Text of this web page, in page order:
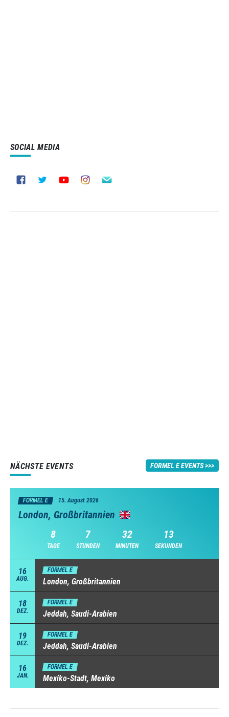
SOCIAL MEDIA
NÄCHSTE EVENTS FORMEL E EVENTS
FORMEL E 15. August 2026
London, Großbritannien
8
TAGE
7
STUNDEN
32
MINUTEN
12
SEKUNDEN
16
AUG.
FORMEL E
London, Großbritannien
18
DEZ.
FORMEL E
Jeddah, Saudi-Arabien
19
DEZ.
FORMEL E
Jeddah, Saudi-Arabien
16
JAN.
FORMEL E
Mexiko-Stadt, Mexiko